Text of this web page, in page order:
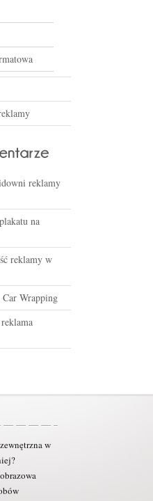
reklamy
na
reklamy w
Car Wrapping
w